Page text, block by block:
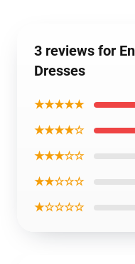
3 reviews for
Dresses
★★★★★
★★★★☆
★★★☆☆
★★☆☆☆
★☆☆☆☆